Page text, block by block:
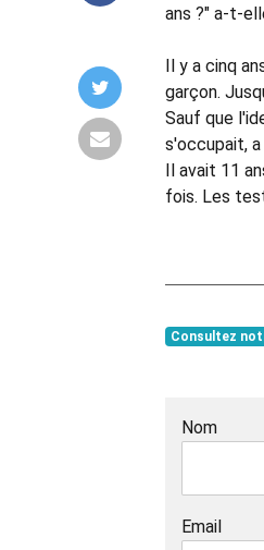
ans ?" a-t-
Il y a cinq
garçon.
Sauf que
s'occupait, a
Il avait 11
fois. Les
Consultez
Nom
Email